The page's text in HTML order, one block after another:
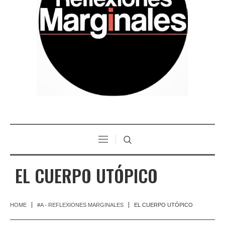
EL CUERPO UTÓPICO
HOME #A - REFLEXIONES MARGINALES EL CUERPO UTÓPICO